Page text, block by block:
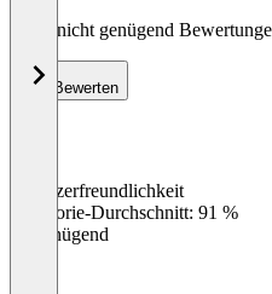
Noch nicht genügend
Bewerten
Benutzerfreundlichkeit
Kategorie-Durchschnitt: 91 %
Ungenügend